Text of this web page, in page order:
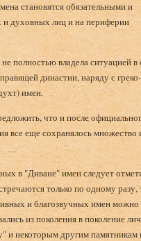
становятся обязательными и
и духовных лиц и на периферии
полностью владела ситуацией в
династии, наряду с
имен.
что и после
все еще сохранялось множество
в "Диване" имен следует
только по одному разу,
и благозвучных имен можно
из поколения в поколение
и некоторым другим памятникам